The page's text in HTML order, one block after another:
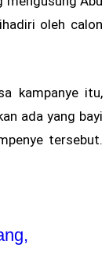
oleh calon
kampanye itu,
ada yang bayi
tersebut.